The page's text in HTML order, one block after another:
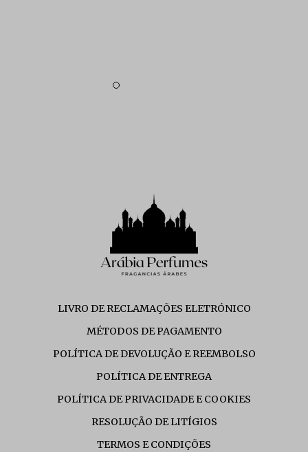
LIVRO DE RECLAMAÇÕES ELETRÓNICO
MÉTODOS DE PAGAMENTO
POLÍTICA DE DEVOLUÇÃO E REEMBOLSO
POLÍTICA DE ENTREGA
POLÍTICA DE PRIVACIDADE E COOKIES
RESOLUÇÃO DE LITÍGIOS
TERMOS E CONDIÇÕES